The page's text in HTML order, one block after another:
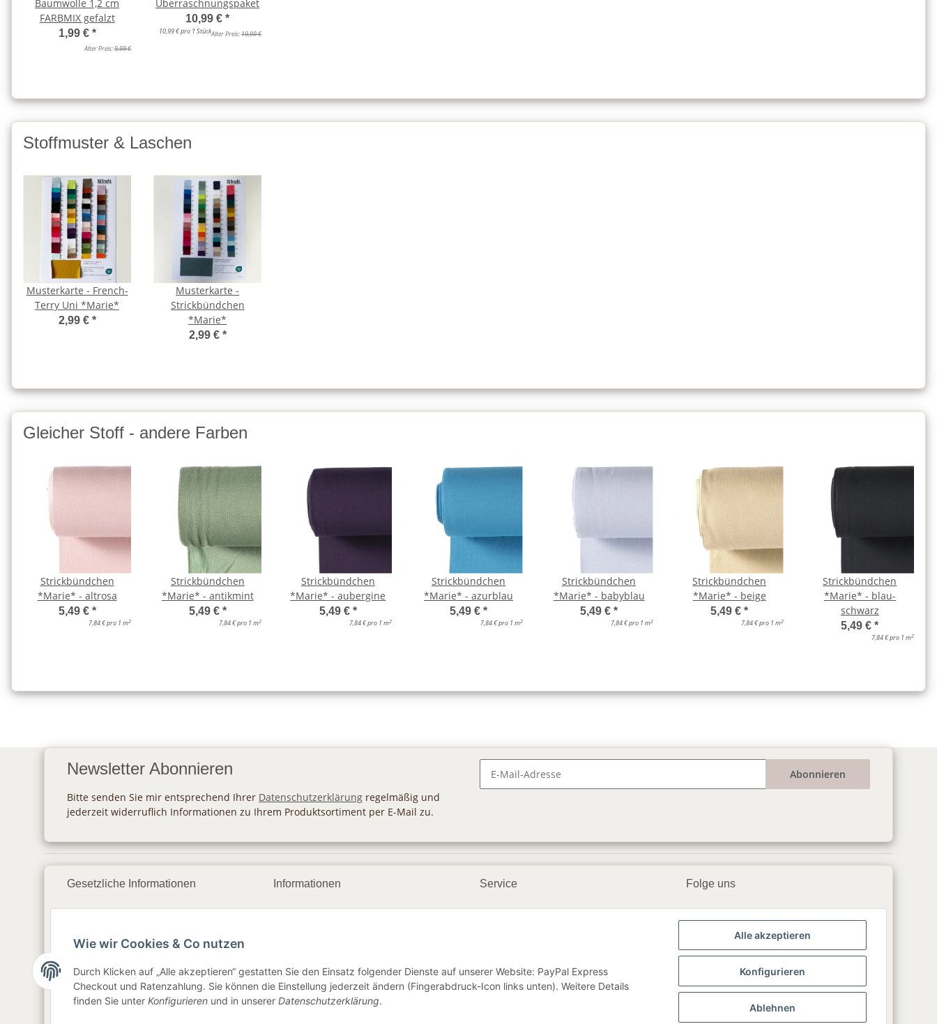
Baumwolle 1,2 cm
FARBMIX gefalzt
1,99 € *
Alter Preis:9,99 €
Überraschnungspaket
10,99 €*
10,99 € pro 1 StückAlter Preis:19,99 €
Stoffmuster & Laschen
Musterkarte - French-
Terry Uni *Marie*
2,99 € *
Musterkarte -
Strickbündchen
*Marie*
2,99 € *
Gleicher Stoff - andere Farben
Strickbündchen
*Marie* - altrosa
5,49 € *
7,84 € pro 1 m2
Strickbündchen
*Marie* - antikmint
5,49 € *
7,84 € pro 1 m2
Strickbündchen
*Marie* - aubergine
5,49 € *
7,84 € pro 1 m2
Strickbündchen
*Marie* - azurblau
5,49 € *
7,84 € pro 1 m2
Strickbündchen
*Marie* - babyblau
5,49 €*
7,84 € pro 1 m2
Strickbündchen
*Marie* - beige
5,49 €*
7,84 € pro 1 m2
Strickbündchen
*Marie* - blau-
schwarz
5,49 €*
7,84 € pro 1 m2
Newsletter Abonnieren
Bitte senden Sie mir entsprechend Ihrer Datenschutzerklärung regelmäßig und
jederzeit widerruflich Informationen zu Ihrem Produktsortiment per E-Mail zu.
Abonnieren
Gesetzliche Informationen
AGB
Sitemap
Impressum
Informationen
Newsletter
Service Folge uns
▶️ YouTube
📸 Instagram
Wie wir Cookies & Co nutzen
Durch Klicken auf „Alle akzeptieren“ gestatten Sie den Einsatz folgender Dienste auf unserer Website: PayPal Express
Checkout und Ratenzahlung. Sie können die Einstellung jederzeit ändern (Fingerabdruck-Icon links unten). Weitere Details
finden Sie unter Konfigurieren und in unserer Datenschutzerklärung.
Alle akzeptieren
Konfigurieren
Ablehnen